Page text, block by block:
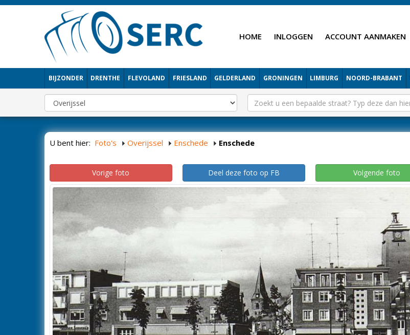
HOME INLOGGEN ACCOUNT AANMAKEN
BIJZONDER DRENTHE FLEVOLAND FRIESLAND GELDERLAND GRONINGEN LIMBURG NOORD-BRABANT
U bent hier: Foto's Overijssel Enschede Enschede
Vorige foto Deel deze foto op FB Volgende foto